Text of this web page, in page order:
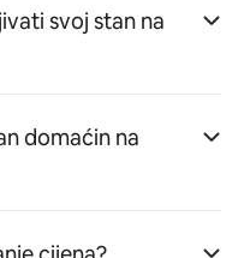
svoj stan na
domaćin na